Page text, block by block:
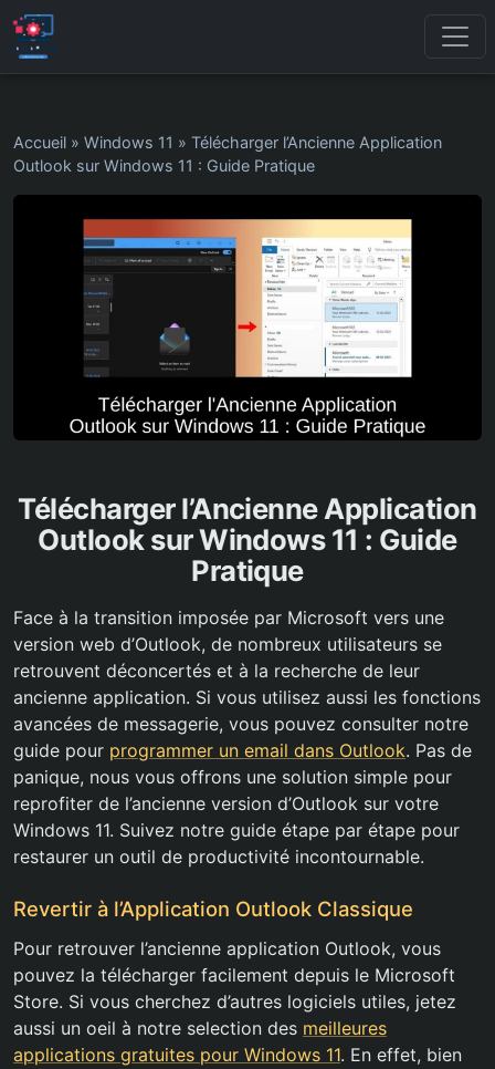
Accueil » Windows 11 » Télécharger l’Ancienne Application
Outlook sur Windows 11 : Guide Pratique
Télécharger l’Ancienne Application
Outlook sur Windows 11 : Guide
Pratique
Face à la transition imposée par Microsoft vers une
version web d’Outlook, de nombreux utilisateurs se
retrouvent déconcertés et à la recherche de leur
ancienne application. Si vous utilisez aussi les fonctions
avancées de messagerie, vous pouvez consulter notre
guide pour programmer un email dans Outlook. Pas de
panique, nous vous offrons une solution simple pour
reprofiter de l’ancienne version d’Outlook sur votre
Windows 11. Suivez notre guide étape par étape pour
restaurer un outil de productivité incontournable.
Revertir à l’Application Outlook Classique
Pour retrouver l’ancienne application Outlook, vous
pouvez la télécharger facilement depuis le Microsoft
Store. Si vous cherchez d’autres logiciels utiles, jetez
aussi un oeil à notre selection des meilleures
applications gratuites pour Windows 11. En effet, bien